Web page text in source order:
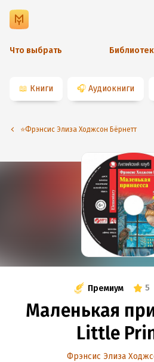
Что выбрать
📖 Книги 🎧 Аудиокниги
⭐️Фрэнсис Элиза Ходжсон Бёрнетт
Премиум 5
Маленькая
Little
Фрэнсис Элиза